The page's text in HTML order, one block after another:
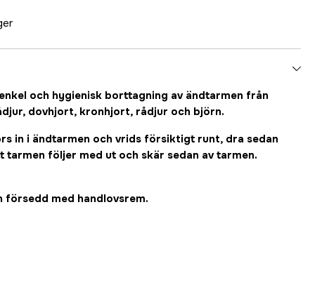
och hygienisk borttagning av ändtarmen från
dovhjort, kronhjort, rådjur och björn.
in i ändtarmen och vrids försiktigt runt, dra sedan
följer med ut och skär sedan av tarmen.
med handlovsrem.